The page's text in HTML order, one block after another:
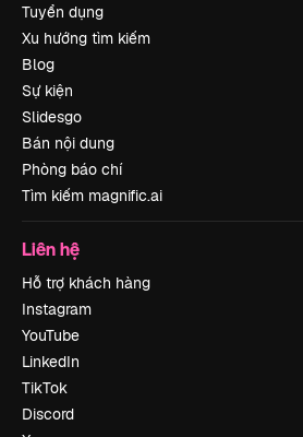
Tuyển dụng
Xu hướng tìm kiếm
Blog
Sự kiện
Slidesgo
Bán nội dung
Phòng báo chí
Tìm kiếm magnific.ai
Liên hệ
Hỗ trợ khách hàng
Instagram
YouTube
LinkedIn
TikTok
Discord